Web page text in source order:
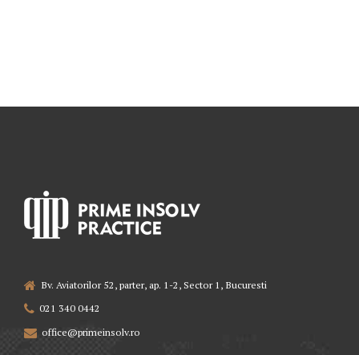
Bv. Aviatorilor 52, parter, ap. 1-2, Sector 1, Bucuresti
021 340 0442
office@primeinsolv.ro